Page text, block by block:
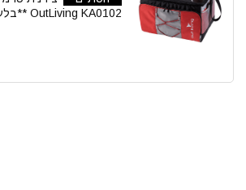
OutLiving KA0102 **בלעדי לאתר**